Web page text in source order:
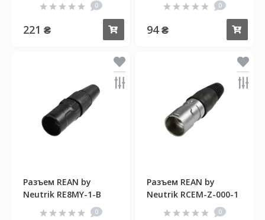
0
221 ₴ Купить
0
94 ₴
Разъем REAN by
Neutrik RE8MY-1-B
0
Разъем REAN by
Neutrik RCEM-Z-000-1
0